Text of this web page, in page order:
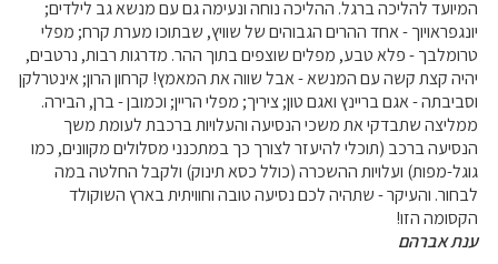
המיועד להליכה ברגל. ההליכה נוחה ונעימה גם עם מנשא גב לילדים;
יונגפראויוך - אחד ההרים הגבוהים של שוויץ, שבתוכו מערת קרח; מפלי
טרומלבך - פלא טבע, מפלים שוצפים בתוך ההר. מדרגות רבות, נרטבים,
יהיה קצת קשה עם המנשא - אבל שווה את המאמץ! קרחון הרון; אינטרלקן
וסביבתה - אגם בריינץ ואגם טון; ציריך; מפלי הריין; וכמובן - ברן, הבירה.
ממליצה שתבדקי את משכי הנסיעה והעלויות ברכבת לעומת משך
הנסיעה ברכב (תוכלי להיעזר לצורך כך במתכנני מסלולים מקוונים, כמו
גוגל-מפות) ועלויות ההשכרה (כולל כסא תינוק) ולקבל החלטה במה
לבחור. והעיקר - שתהיה לכם נסיעה טובה וחוויתית בארץ השוקולד
הקסומה הזו!
ענת אברהם